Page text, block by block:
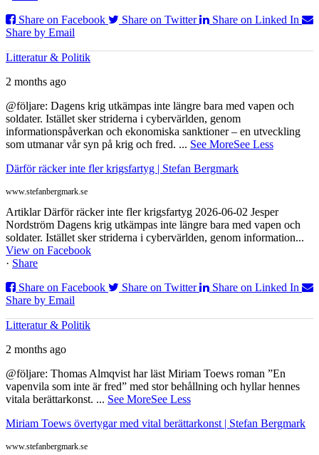
Share on Facebook
Share on Twitter
Share on Linked In
Share by Email
Litteratur & Politik
2 months ago
@följare: Dagens krig utkämpas inte längre bara med vapen och
soldater. Istället sker striderna i cybervärlden, genom
informationspåverkan och ekonomiska sanktioner – en utveckling
som utmanar vår syn på krig och fred. ... See MoreSee Less
Därför räcker inte fler krigsfartyg | Stefan Bergmark
www.stefanbergmark.se
Artiklar Därför räcker inte fler krigsfartyg 2026-06-02 Jesper
Nordström Dagens krig utkämpas inte längre bara med vapen och
soldater. Istället sker striderna i cybervärlden, genom information...
View on Facebook
· Share
Share on Facebook
Share on Twitter
Share on Linked In
Share by Email
Litteratur & Politik
2 months ago
@följare: Thomas Almqvist har läst Miriam Toews roman ”En
vapenvila som inte är fred” med stor behållning och hyllar hennes
vitala berättarkonst. ... See MoreSee Less
Miriam Toews övertygar med vital berättarkonst | Stefan Bergmark
www.stefanbergmark.se